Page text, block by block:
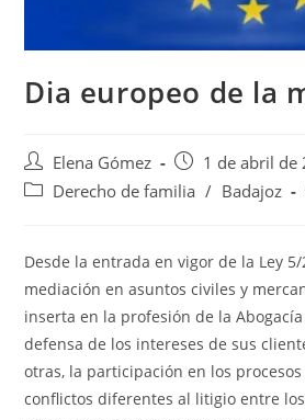
Dia europeo de la
Elena Gómez
1 de abril de
Derecho de familia / Badajoz
Desde la entrada en vigor de la Ley
mediación en asuntos civiles y
inserta en la profesión de la
defensa de los intereses de sus
otras, la participación en los
conflictos diferentes al litigio entre